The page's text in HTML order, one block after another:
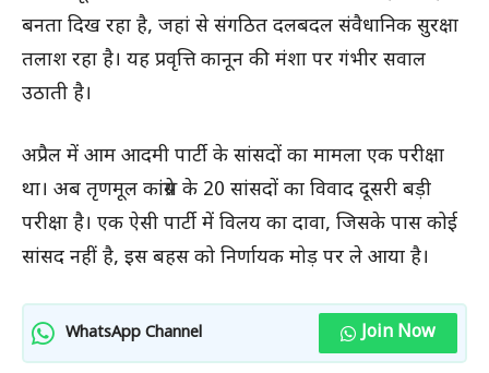
बनता दिख रहा है, जहां से संगठित दलबदल संवैधानिक सुरक्षा
तलाश रहा है। यह प्रवृत्ति कानून की मंशा पर गंभीर सवाल
उठाती है।
अप्रैल में आम आदमी पार्टी के सांसदों का मामला एक परीक्षा
था। अब तृणमूल कांग्रेस के 20 सांसदों का विवाद दूसरी बड़ी
परीक्षा है। एक ऐसी पार्टी में विलय का दावा, जिसके पास कोई
सांसद नहीं है, इस बहस को निर्णायक मोड़ पर ले आया है।
WhatsApp Channel Join Now